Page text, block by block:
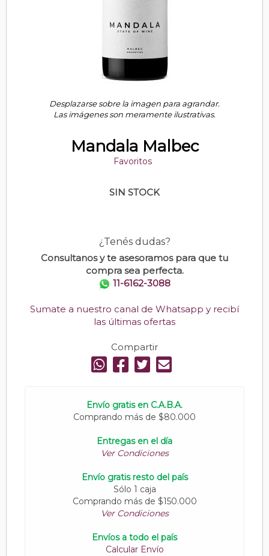
Desplazarse sobre la imagen para agrandar.
Las imágenes son meramente ilustrativas.
Mandala Malbec
Favoritos
SIN STOCK
¿Tenés dudas?
Consultanos y te asesoramos para que tu
compra sea perfecta.
11-6162-3088
Sumate a nuestro canal de Whatsapp y recibí
las últimas ofertas
Compartir
Envío gratis en C.A.B.A.
Comprando más de $80.000
Entregas en el día
Ver Condiciones
Envío gratis resto del país
Sólo 1 caja
Comprando más de $150.000
Ver Condiciones
Envíos a todo el país
Calcular Envío